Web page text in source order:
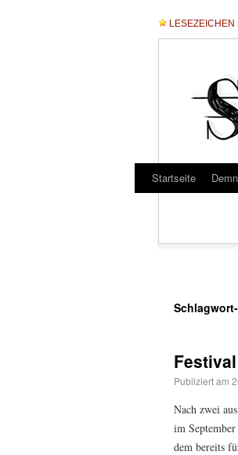
LESEZEICHEN
Startseite
Publiziert am
Nach zwei
im
dem bereits